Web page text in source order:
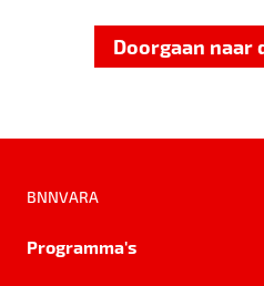
Doorgaan naar
BNNVARA
Programma's